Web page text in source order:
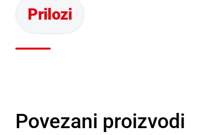
Povezani proizvodi